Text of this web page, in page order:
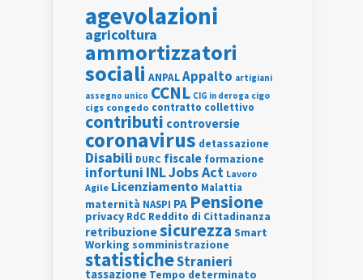
agevolazioni
agricoltura
ammortizzatori
sociali ANPALAppalto artigiani
assegno unico CCNL CIG in deroga cigo
cigs congedo contratto collettivo
contributi controversie
coronavirus detassazione
Disabili DURC fiscale formazione
infortuni INLJobs Act Lavoro
Agile Licenziamento Malattia
maternità NASPI PA Pensione
privacy RdC Reddito di Cittadinanza
retribuzionesicurezza Smart
Working somministrazione
statisticheStranieri
tassazione Tempo determinato